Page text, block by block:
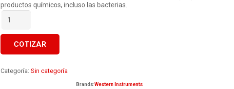
productos químicos, incluso las bacterias.
DE
PARTÍCULAS
YUGO
COTIZAR
Categoría:Sin categoría
Brands:Western Instruments